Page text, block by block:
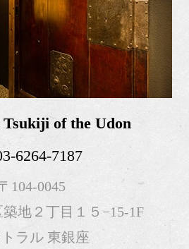
Tsukiji of the Udon
6264-7187
104-0045
地２丁目１５−15-1F
ラル 東銀座